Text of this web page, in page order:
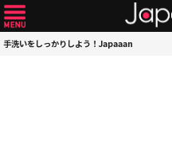
手洗いをしっかりしよう！Japaaan